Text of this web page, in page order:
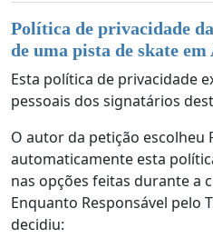
Política de privacidade
de uma pista de skate em
Esta política de privacidade
pessoais dos signatários
O autor da petição escolheu
automaticamente esta
nas opções feitas durante a
Enquanto Responsável pelo
decidiu: